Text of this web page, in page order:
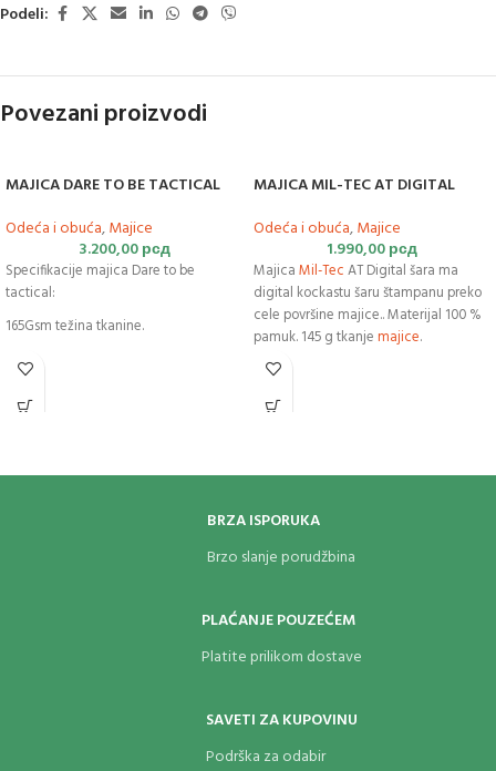
Podeli:
Povezani proizvodi
MAJICA DARE TO BE TACTICAL
Odeća i obuća,Majice
3.200,00рсд
Specifikacije majica Dare to be
tactical:
165Gsm težina tkanine.
100% Ring-Spun pamuk.
MAJICA MIL-TEC AT DIGITAL
Odeća i obuća,Majice
1.990,00рсд
Majica Mil-Tec AT Digital šara ma
digital kockastu šaru štampanu preko
cele površine majice.. Materijal 100 %
pamuk. 145 g tkanje majice.
BRZA ISPORUKA
Brzo slanje porudžbina
PLAĆANJE POUZEĆEM
Platite prilikom dostave
SAVETI ZA KUPOVINU
Podrška za odabir